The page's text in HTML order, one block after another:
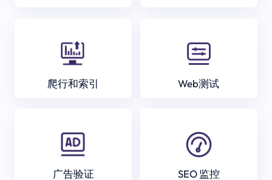
爬行和索引 Web测试
广告验证 SEO 监控